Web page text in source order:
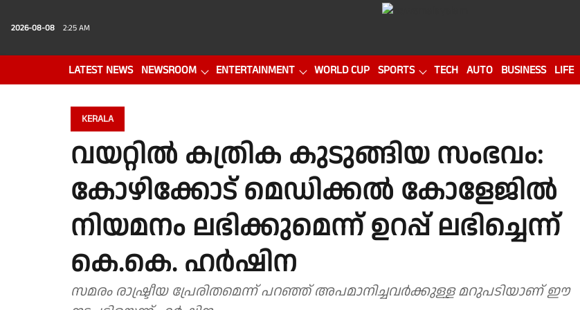
2026-08-08 2:25 AM
LATEST NEWS NEWSROOM ENTERTAINMENT WORLD CUP SPORTS TECH AUTO BUSINESS LIFE
KERALA
വയറ്റിൽ കത്രിക കുടുങ്ങിയ സംഭവം:
കോഴിക്കോട് മെഡിക്കൽ കോളേജിൽ
നിയമനം ലഭിക്കുമെന്ന് ഉറപ്പ് ലഭിച്ചെന്ന്
കെ.കെ. ഹർഷിന
സമരം രാഷ്ട്രീയ പ്രേരിതമെന്ന് പറഞ്ഞ് അപമാനിച്ചവർക്കുള്ള മറുപടിയാണ് ഈ